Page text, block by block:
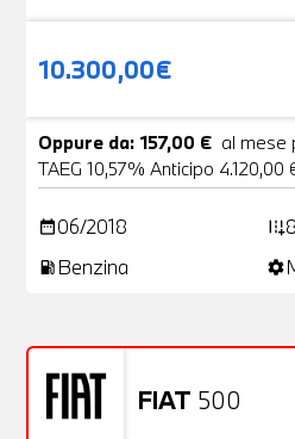
10.300,00€
Oppure da: 157,00 € al mese
TAEG 10,57% Anticipo 4.120,00
date_range06/2018 add_road
local_gas_station Benzina settings
FIAT 500
Usato